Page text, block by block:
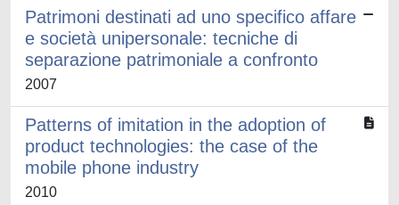
Patrimoni destinati ad uno specifico affare
e società unipersonale: tecniche di
separazione patrimoniale a confronto
2007
Patterns of imitation in the adoption of
product technologies: the case of the
mobile phone industry
2010